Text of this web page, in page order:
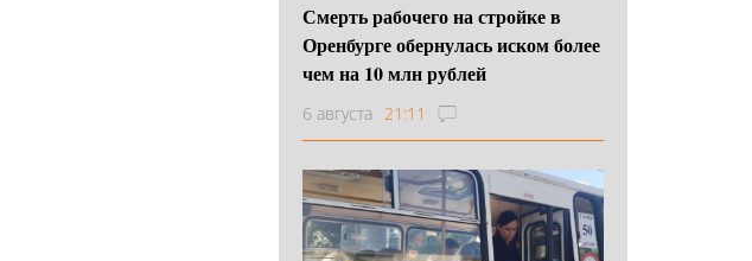
Смерть рабочего на стройке в
Оренбурге обернулась иском более
чем на 10 млн рублей
6 августа 21:11